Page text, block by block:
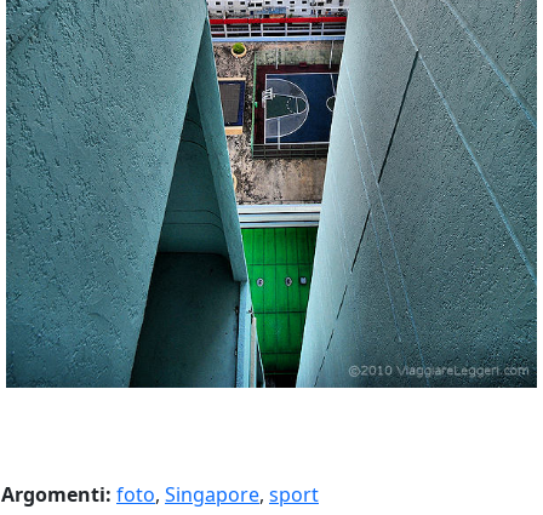
Argomenti: foto, Singapore, sport